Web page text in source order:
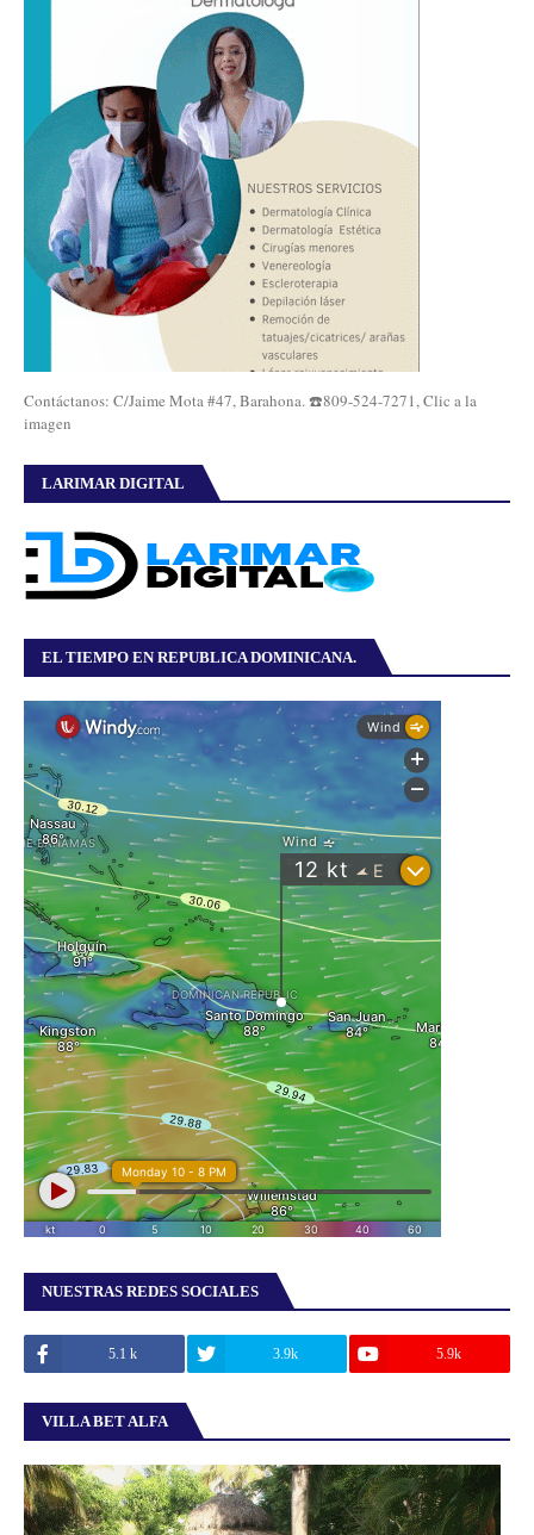
Contáctanos: C/Jaime Mota #47, Barahona. ☎️809-524-7271, Clic a la
imagen
LARIMAR DIGITAL
EL TIEMPO EN REPUBLICA DOMINICANA.
NUESTRAS REDES SOCIALES
5.1 k 3.9k 5.9k
VILLA BET ALFA